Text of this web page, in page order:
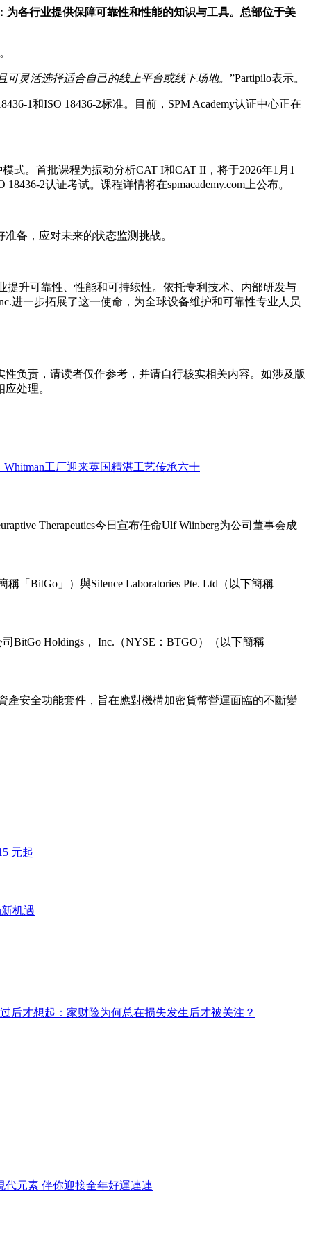
各行业提供保障可靠性和性能的知识与工具。总部位于美
灵活选择适合自己的线上平台或线下场地。 ”Partipilo表示。
1和ISO 18436-2标准。目前，SPM Academy认证中心正在
式。首批课程为振动分析CAT I和CAT II，将于2026年1月1
2认证考试。课程详情将在spmacademy.com上公布。
备，应对未来的状态监测挑战。
提升可靠性、性能和可持续性。依托专利技术、内部研发与
进一步拓展了这一使命，为全球设备维护和可靠性专业人员
负责，请读者仅作参考，并请自行核实相关内容。如涉及版
处理。
Therapeutics今日宣布任命Ulf Wiinberg为公司董事会成
「BitGo」）與Silence Laboratories Pte. Ltd（以下簡稱
BitGo Holdings， Inc.（NYSE：BTGO）（以下簡稱
產安全功能套件，旨在應對機構加密貨幣營運面臨的不斷變